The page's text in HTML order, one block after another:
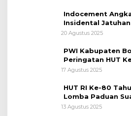
Indocement
Insidental
Citeureup
20 Agustus 2025
PWI Kabupaten
Peringatan HUT
RI, di Lapangan
17 Agustus 2025
HUT RI Ke-80
Lomba Paduan
Kabupaten Bogor
13 Agustus 2025